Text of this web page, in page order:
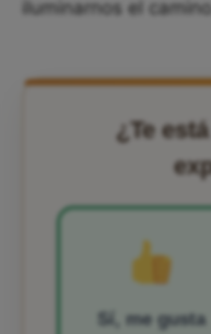
iluminarnos el camino.
¿Te
Sí, me gusta